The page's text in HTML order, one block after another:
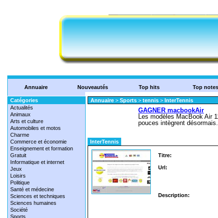
Annuaire Nouveautés Top hits Top notes
Catégories
Actualités
Animaux
Arts et culture
Automobiles et motos
Charme
Commerce et économie
Enseignement et formation
Gratuit
Informatique et internet
Jeux
Loisirs
Politique
Santé et médecine
Sciences et techniques
Sciences humaines
Société
Sports
Annuaire > Sports > tennis > InterTennis
InterTennis
Titre:
Url:
Description: